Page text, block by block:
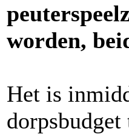
worden,
Het is